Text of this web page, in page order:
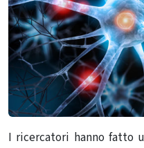
I ricercatori hanno fatto